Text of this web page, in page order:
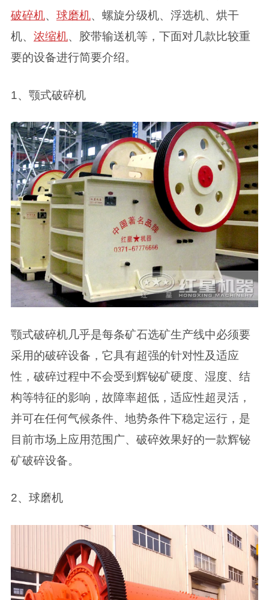
破碎机、 球磨机、螺旋分级机、浮选机、烘干
机、 浓缩机、胶带输送机等，下面对几款比较重
要的设备进行简要介绍。
1、颚式破碎机
颚式破碎机几乎是每条矿石选矿生产线中必须要
采用的破碎设备，它具有超强的针对性及适应
性，破碎过程中不会受到辉铋矿硬度、湿度、结
构等特征的影响，故障率超低，适应性超灵活，
并可在任何气候条件、地势条件下稳定运行，是
目前市场上应用范围广、破碎效果好的一款辉铋
矿破碎设备。
2、球磨机